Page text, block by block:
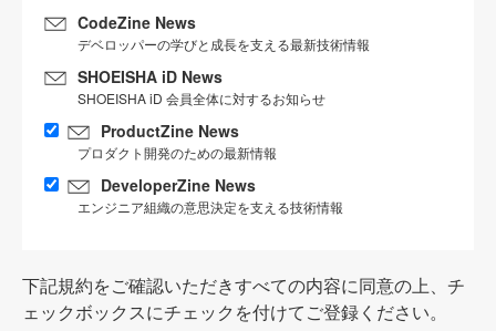
CodeZine News
デベロッパーの学びと成長を支える最新技術情報
SHOEISHA iD News
SHOEISHA iD 会員全体に対するお知らせ
ProductZine News
プロダクト開発のための最新情報
DeveloperZine News
エンジニア組織の意思決定を支える技術情報
下記規約をご確認いただきすべての内容に同意の上、チ
ェックボックスにチェックを付けてご登録ください。